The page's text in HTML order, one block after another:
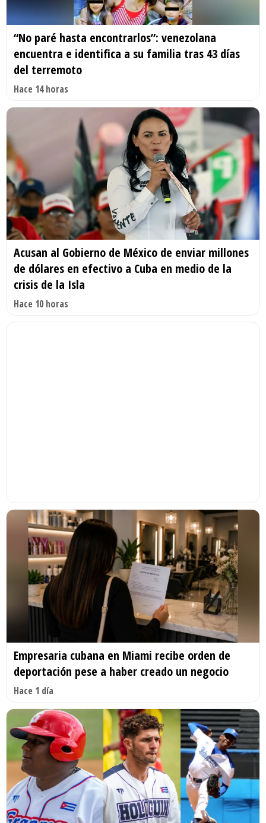
“No paré hasta encontrarlos”: venezolana
encuentra e identifica a su familia tras 43 días
del terremoto
Hace 14 horas
Acusan al Gobierno de México de enviar millones
de dólares en efectivo a Cuba en medio de la
crisis de la Isla
Hace 10 horas
Empresaria cubana en Miami recibe orden de
deportación pese a haber creado un negocio
Hace 1 día